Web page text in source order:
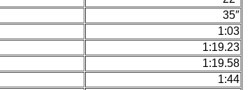
35″
1:03
1:19.23
1:19.58
1:44